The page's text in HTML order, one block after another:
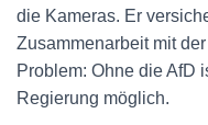
die Kameras. Er
Zusammenarbeit mit
Problem: Ohne die AfD
Regierung möglich.